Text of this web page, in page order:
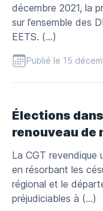
décembre 2021, la
sur l’ensemble des
EETS. (…)
Publié le 15
Élections dans
renouveau de
La CGT revendique
en résorbant les
régional et le
préjudiciables à (…)